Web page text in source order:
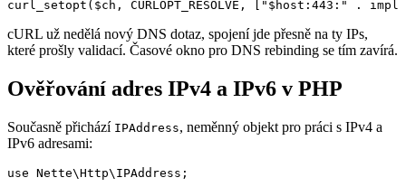
cURL už nedělá nový DNS dotaz, spojení jde přesně na ty IPs,
které prošly validací. Časové okno pro DNS rebinding se tím zavírá.
Ověřování adres IPv4 a IPv6 v PHP
Současně přichází IPAddress, neměnný objekt pro práci s IPv4 a
IPv6 adresami:
use Nette\Http\IPAddress;